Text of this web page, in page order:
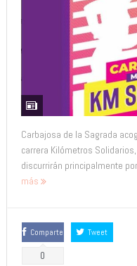
Carbajosa de la Sagrada
carrera Kilómetros
discurrirán principalmente
más
Comparte
0
Tweet